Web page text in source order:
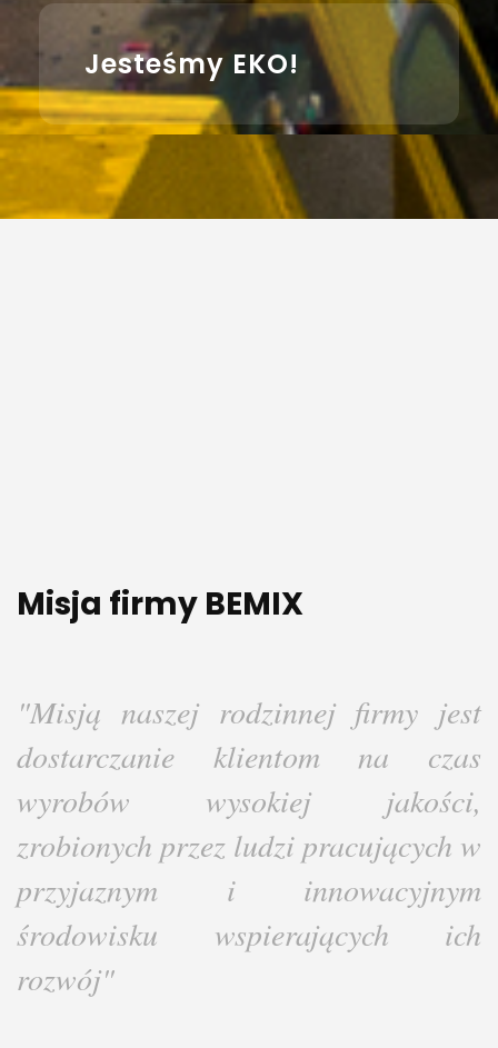
Jesteśmy EKO!
Misja firmy BEMIX
"Misją naszej rodzinnej firmy jest
dostarczanie klientom na czas
wyrobów wysokiej jakości,
zrobionych przez ludzi pracujących w
przyjaznym i innowacyjnym
środowisku wspierających ich
rozwój"